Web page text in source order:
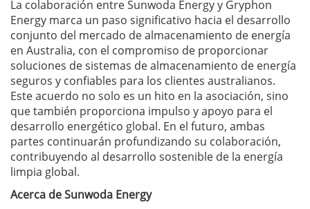
La colaboración entre Sunwoda Energy y Gryphon
Energy marca un paso significativo hacia el desarrollo
conjunto del mercado de almacenamiento de energía
en Australia, con el compromiso de proporcionar
soluciones de sistemas de almacenamiento de energía
seguros y confiables para los clientes australianos.
Este acuerdo no solo es un hito en la asociación, sino
que también proporciona impulso y apoyo para el
desarrollo energético global. En el futuro, ambas
partes continuarán profundizando su colaboración,
contribuyendo al desarrollo sostenible de la energía
limpia global.
Acerca de Sunwoda Energy